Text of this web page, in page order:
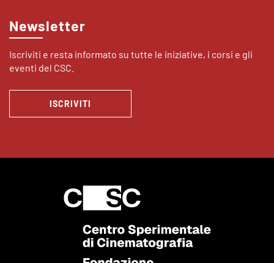
Newsletter
Iscriviti e resta informato su tutte le iniziative, i corsi e gli
eventi del CSC.
ISCRIVITI